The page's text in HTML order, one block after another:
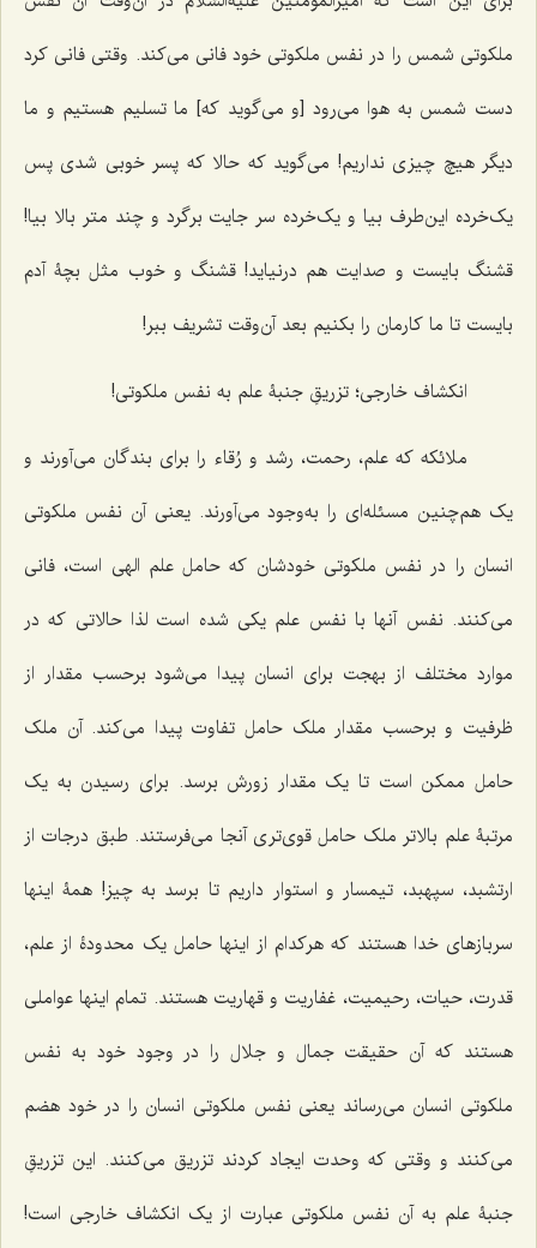
ملکوتی شمس را در نفس ملکوتی خود فانی می‌کند. وقتی فانی کرد
دست شمس به هوا می‌رود [و می‌گوید که] ما تسلیم هستیم و ما
دیگر هیچ چیزی نداریم! می‌گوید که حالا که پسر خوبی شدی پس
یک‌خرده این‌طرف بیا و یک‌خرده سر جایت برگرد و چند متر بالا بیا!
قشنگ بایست و صدایت هم درنیاید! قشنگ و خوب مثل بچۀ آدم
بایست تا ما کارمان را بکنیم بعد آن‌وقت تشریف ببر!
انکشاف خارجی؛ تزریقِ جنبۀ علم به نفس ملکوتی!
ملائکه که علم، رحمت، رشد و رُقاء را برای بندگان می‌آورند و
یک هم‌چنین مسئله‌ای را به‌وجود می‌آورند. یعنی آن نفس ملکوتی
انسان را در نفس ملکوتی خودشان که حامل علم الهی است، فانی
می‌کنند. نفس آنها با نفس علم یکی شده است لذا حالاتی که در
موارد مختلف از بهجت برای انسان پیدا می‌شود برحسب مقدار از
ظرفیت و برحسب مقدار ملک حامل تفاوت پیدا می‌کند. آن ملک
حامل ممکن است تا یک مقدار زورش برسد. برای رسیدن به یک
مرتبۀ علم بالاتر ملک حامل قوی‌تری آنجا می‌فرستند. طبق درجات از
ارتشبد، سپهبد، تیمسار و استوار داریم تا برسد به چیز! همۀ اینها
سربازهای خدا هستند که هرکدام از اینها حامل یک محدودۀ از علم،
قدرت، حیات، رحیمیت، غفاریت و قهاریت هستند. تمام اینها عواملی
هستند که آن حقیقت جمال و جلال را در وجود خود به نفس
ملکوتی انسان می‌رساند یعنی نفس ملکوتی انسان را در خود هضم
می‌کنند و وقتی که وحدت ایجاد کردند تزریق می‌کنند. این تزریقِ
جنبۀ علم به آن نفس ملکوتی عبارت از یک انکشاف خارجی است!